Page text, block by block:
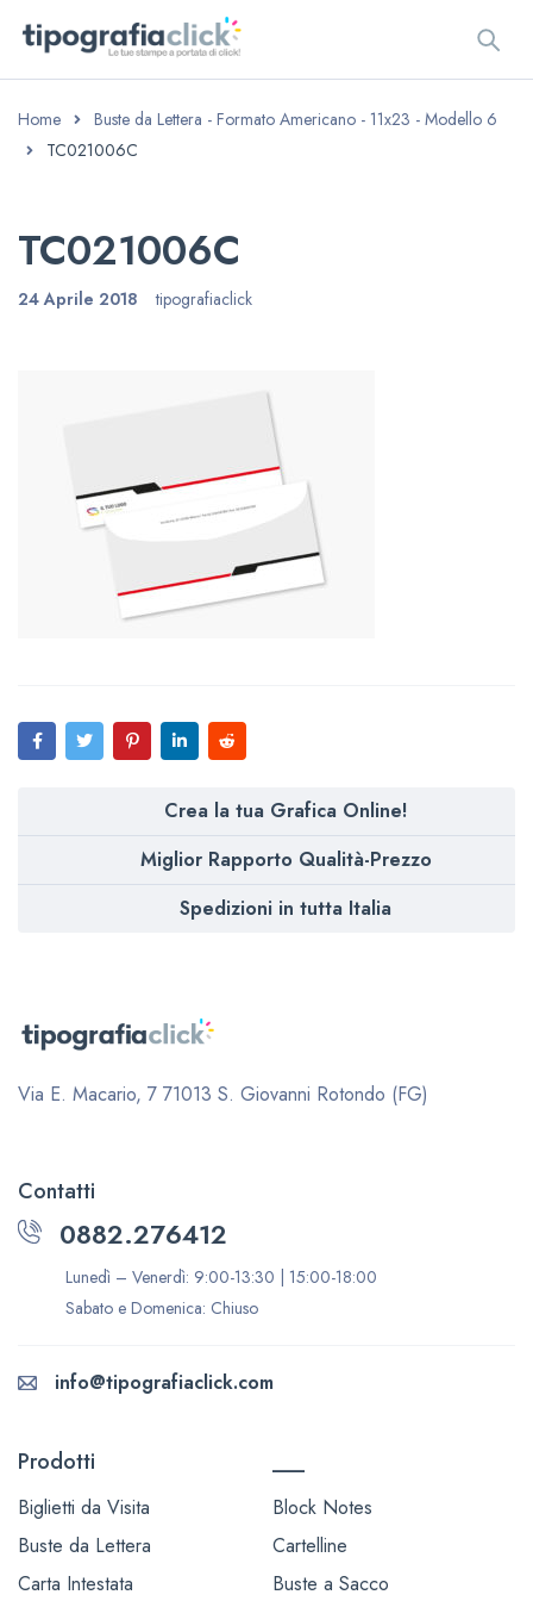
Home
Buste da Lettera - Formato Americano - 11x23 - Modello 6
TC021006C
TC021006C
24 Aprile 2018 tipografiaclick
Crea la tua Grafica Online!
Miglior Rapporto Qualità-Prezzo
Spedizioni in tutta Italia
Via E. Macario, 7 71013 S. Giovanni Rotondo (FG)
Contatti
0882.276412
Lunedì – Venerdì: 9:00-13:30 | 15:00-18:00
Sabato e Domenica: Chiuso
info@tipografiaclick.com
Prodotti
Biglietti da Visita
Buste da Lettera
Carta Intestata
Block Notes
Cartelline
Buste a Sacco